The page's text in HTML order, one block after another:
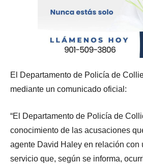
El Departamento de Policía de
mediante un comunicado oficial:
“El Departamento de Policía de
conocimiento de las acusaciones
agente David Haley en relación con
servicio que, según se informa,